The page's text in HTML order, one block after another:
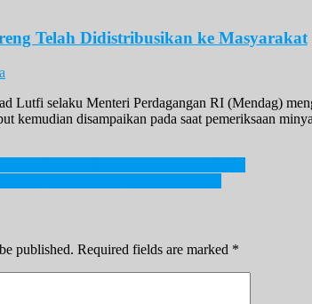
Telah Didistribusikan ke Masyarakat
Lutfi selaku Menteri Perdagangan RI (Mendag)
kemudian disampaikan pada saat pemeriksaan
published. Required fields are marked *